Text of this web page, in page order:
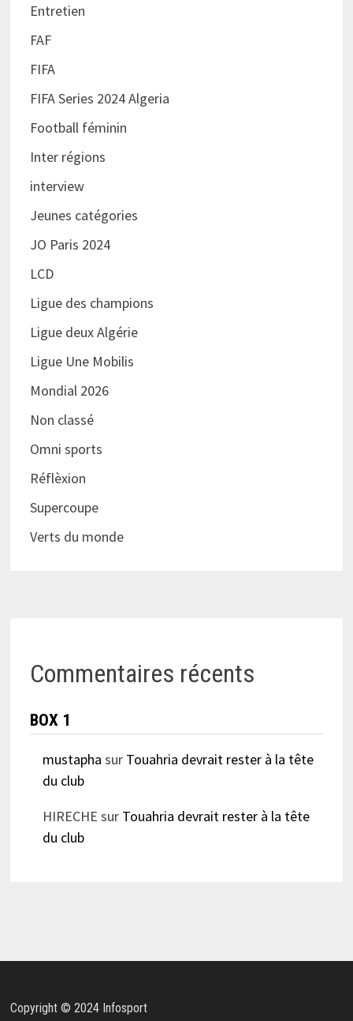
Entretien
FAF
FIFA
FIFA Series 2024 Algeria
Football féminin
Inter régions
interview
Jeunes catégories
JO Paris 2024
LCD
Ligue des champions
Ligue deux Algérie
Ligue Une Mobilis
Mondial 2026
Non classé
Omni sports
Réflèxion
Supercoupe
Verts du monde
Commentaires récents
BOX 1
mustapha sur Touahria devrait rester à la tête
du club
HIRECHE sur Touahria devrait rester à la tête
du club
Copyright © 2024 Infosport